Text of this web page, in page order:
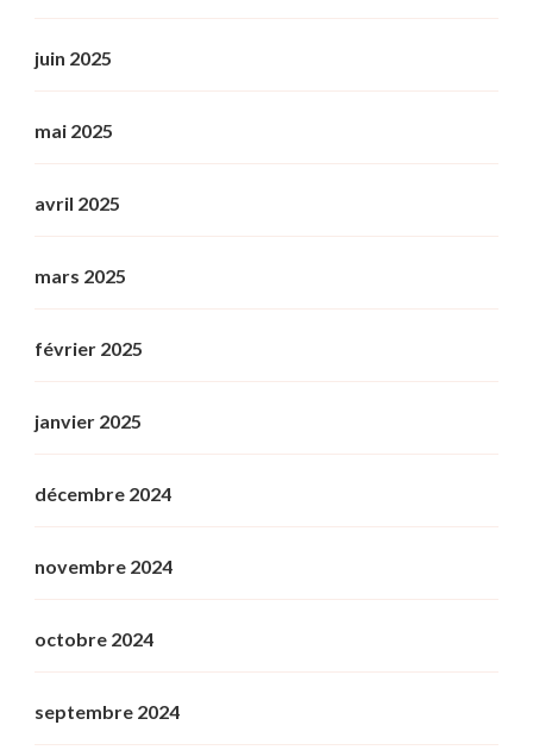
juin 2025
mai 2025
avril 2025
mars 2025
février 2025
janvier 2025
décembre 2024
novembre 2024
octobre 2024
septembre 2024